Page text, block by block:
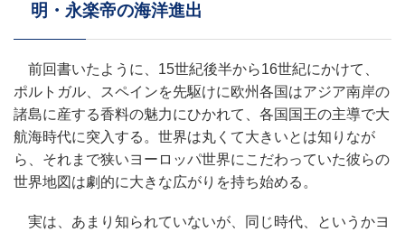
明・永楽帝の海洋進出
前回書いたように、15世紀後半から16世紀にかけて、
ポルトガル、スペインを先駆けに欧州各国はアジア南岸の
諸島に産する香料の魅力にひかれて、各国国王の主導で大
航海時代に突入する。世界は丸くて大きいとは知りなが
ら、それまで狭いヨーロッパ世界にこだわっていた彼らの
世界地図は劇的に大きな広がりを持ち始める。
実は、あまり知られていないが、同じ時代、というかヨ